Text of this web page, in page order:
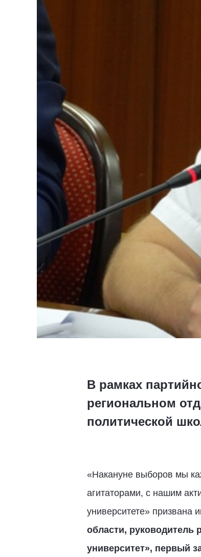
В рамках
региональном
политической
«Накануне выборов мы
агитаторами, с нашим
университете» призвана
области, руководитель
университет», первый